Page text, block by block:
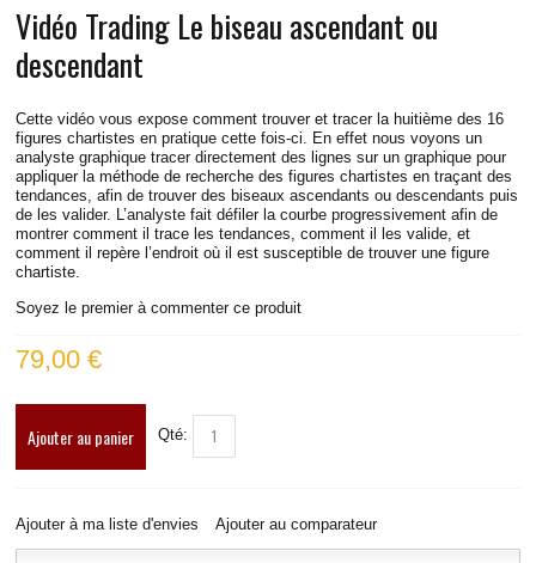
Vidéo Trading Le biseau ascendant ou
descendant
Cette vidéo vous expose comment trouver et tracer la huitième des 16
figures chartistes en pratique cette fois-ci. En effet nous voyons un
analyste graphique tracer directement des lignes sur un graphique pour
appliquer la méthode de recherche des figures chartistes en traçant des
tendances, afin de trouver des biseaux ascendants ou descendants puis
de les valider. L’analyste fait défiler la courbe progressivement afin de
montrer comment il trace les tendances, comment il les valide, et
comment il repère l’endroit où il est susceptible de trouver une figure
chartiste.
Soyez le premier à commenter ce produit
79,00 €
Ajouter au panier Qté:
Ajouter à ma liste d'envies Ajouter au comparateur